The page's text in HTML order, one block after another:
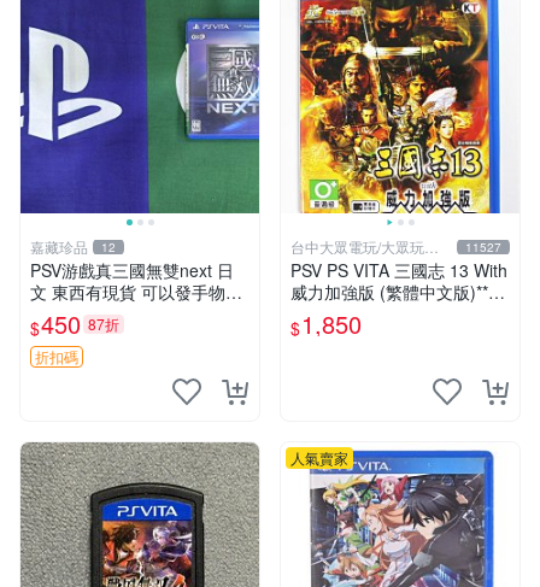
嘉藏珍品 12
PSV游戲真三國無雙next 日
文 東西有現貨 可以發手物品
無質量問題售不退不換
$450 87折
折扣碼
台中大眾電玩/大眾玩具
店
11527
PSV PS VITA 三國志 13 With
威力加強版 (繁體中文版)**
(二手商品)【台中大眾電玩】
$1,850
人氣賣家